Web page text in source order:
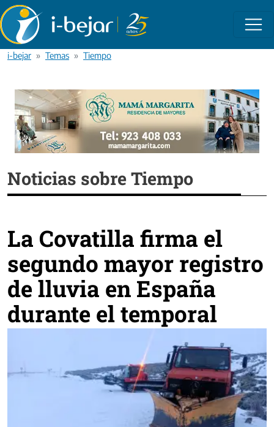
Pasar al contenido principal
i-bejar Temas Tiempo
Noticias sobre Tiempo
La Covatilla firma el
segundo mayor registro
de lluvia en España
durante el temporal